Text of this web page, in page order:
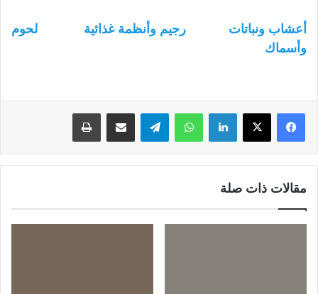
أعشاب ونباتات رجيم وأنظمة غذائية
لحوم
وأسماك
لينكدإن واتساب
مقالات ذات صلة